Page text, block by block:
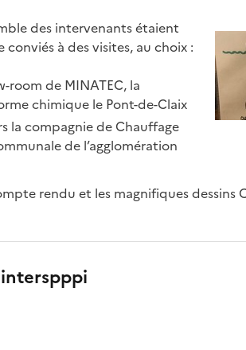
des intervenants étaient
conviés à des visites, au choix :
room de MINATEC, la
chimique le Pont-de-Claix
la compagnie de Chauffage
de l’agglomération
rendu et les magnifiques dessins